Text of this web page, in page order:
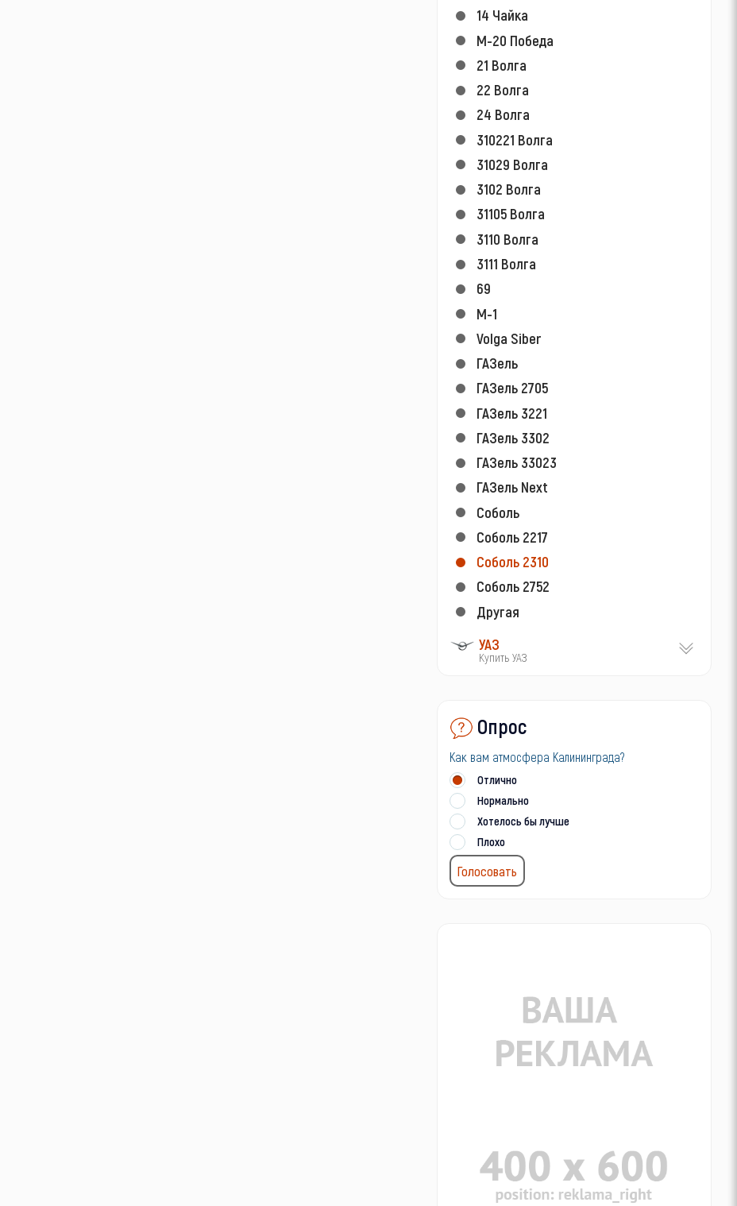
14 Чайка
М-20 Победа
21 Волга
22 Волга
24 Волга
310221 Волга
31029 Волга
3102 Волга
31105 Волга
3110 Волга
3111 Волга
69
M-1
Volga Siber
ГАЗель
ГАЗель 2705
ГАЗель 3221
ГАЗель 3302
ГАЗель 33023
ГАЗель Next
Соболь
Соболь 2217
Соболь 2310
Соболь 2752
Другая
УАЗ
Купить УАЗ
Опрос
Как вам атмосфера Калининграда?
Отлично
Нормально
Хотелось бы лучше
Плохо